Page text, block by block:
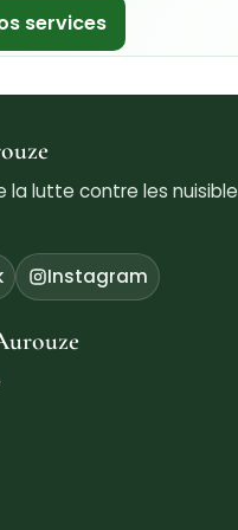
services
la lutte contre les
Instagram